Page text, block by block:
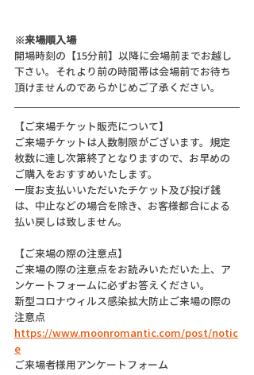
※来場順入場
開場時刻の【15分前】以降に会場前までお越し
下さい。それより前の時間帯は会場前でお待ち
頂けませんのであらかじめご了承ください。
【ご来場チケット販売について】
ご来場チケットは人数制限がございます。規定
枚数に達し次第終了となりますので、お早めの
ご購入をおすすめいたします。
一度お支払いいただいたチケット及び投げ銭
は、中止などの場合を除き、お客様都合による
払い戻しは致しません。
【ご来場の際の注意点】
ご来場の際の注意点をお読みいただいた上、ア
ンケートフォームに必ずお答えください。
新型コロナウィルス感染拡大防止ご来場の際の
注意点
https://www.moonromantic.com/post/notic
e
ご来場者様用アンケートフォーム